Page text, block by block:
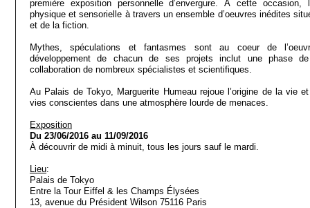
première exposition personnelle d’envergure. À cette occasion,
physique et sensorielle à travers un ensemble d’oeuvres inédites
et de la fiction.
Mythes, spéculations et fantasmes sont au coeur de
développement de chacun de ses projets inclut une phase
collaboration de nombreux spécialistes et scientifiques.
Au Palais de Tokyo, Marguerite Humeau rejoue l’origine de la vie
vies conscientes dans une atmosphère lourde de menaces.
Exposition
Du 23/06/2016 au 11/09/2016
À découvrir de midi à minuit, tous les jours sauf le mardi.
Lieu:
Palais de Tokyo
Entre la Tour Eiffel & les Champs Élysées
13, avenue du Président Wilson 75116 Paris